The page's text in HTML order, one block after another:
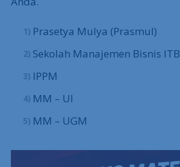
Prasetya Mulya (Prasmul)
Sekolah Manajemen Bisnis ITB
IPPM
MM – UI
MM – UGM